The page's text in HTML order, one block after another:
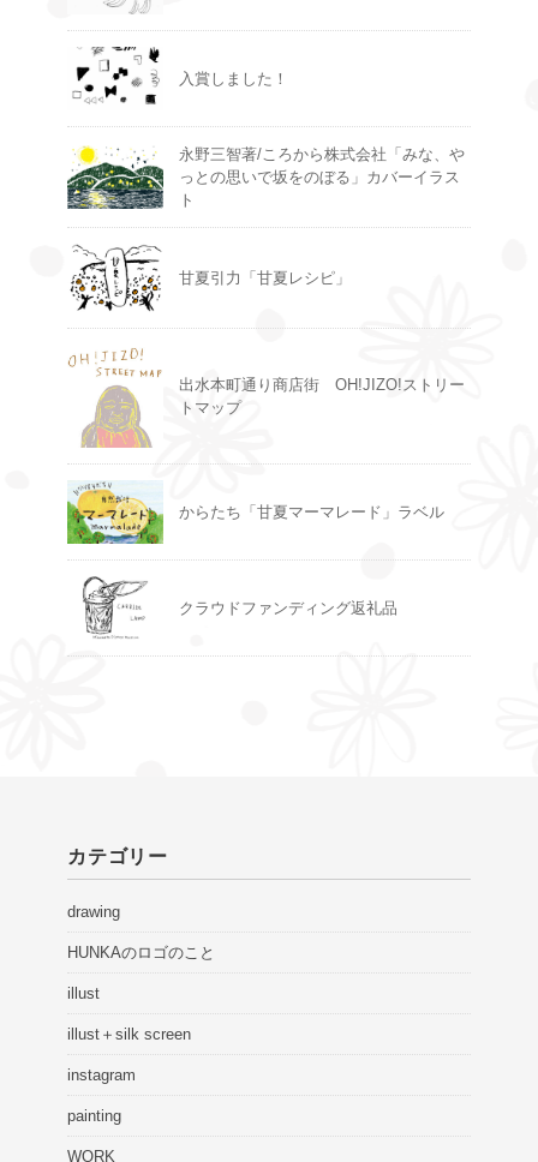
入賞しました！
永野三智著/ころから株式会社「みな、や
っとの思いで坂をのぼる」カバーイラス
ト
甘夏引力「甘夏レシピ」
出水本町通り商店街 OH!JIZO!ストリー
トマップ
からたち「甘夏マーマレード」ラベル
クラウドファンディング返礼品
カテゴリー
drawing
HUNKAのロゴのこと
illust
illust＋silk screen
instagram
painting
WORK